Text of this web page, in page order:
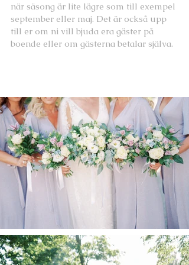
när säsong är lite lägre som till exempel
september eller maj. Det är också upp
till er om ni vill bjuda era gäster på
boende eller om gästerna betalar själva.